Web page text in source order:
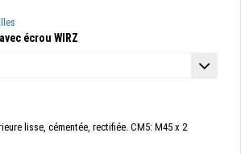
écrou WIRZ
lisse, cémentée, rectifiée. CM5: M45 x 2